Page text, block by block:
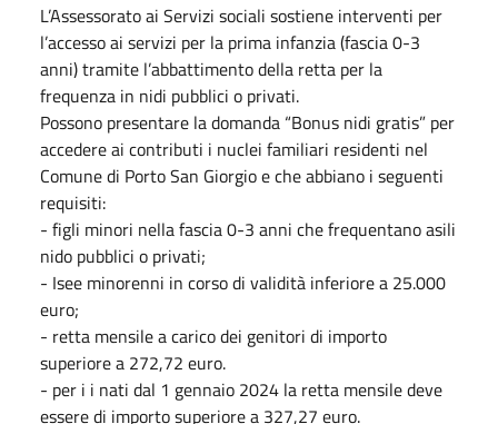
L’Assessorato ai Servizi sociali sostiene interventi per
l’accesso ai servizi per la prima infanzia (fascia 0-3
anni) tramite l’abbattimento della retta per la
frequenza in nidi pubblici o privati.
Possono presentare la domanda “Bonus nidi gratis” per
accedere ai contributi i nuclei familiari residenti nel
Comune di Porto San Giorgio e che abbiano i seguenti
requisiti:
- figli minori nella fascia 0-3 anni che frequentano asili
nido pubblici o privati;
- Isee minorenni in corso di validità inferiore a 25.000
euro;
- retta mensile a carico dei genitori di importo
superiore a 272,72 euro.
- per i i nati dal 1 gennaio 2024 la retta mensile deve
essere di importo superiore a 327,27 euro.